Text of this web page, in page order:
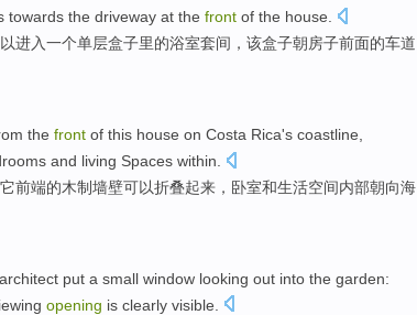
towards the driveway at the front of the house.
进入一个单层盒子里的浴室套间 ，该盒子朝房子前面的车道
the front of this house on Costa Rica's coastline
and living Spaces within
前端的木制墙壁可以折叠起来 ， 卧室和生活空间内部朝向海
architect put a small window looking out into the garden:
opening is clearly visible